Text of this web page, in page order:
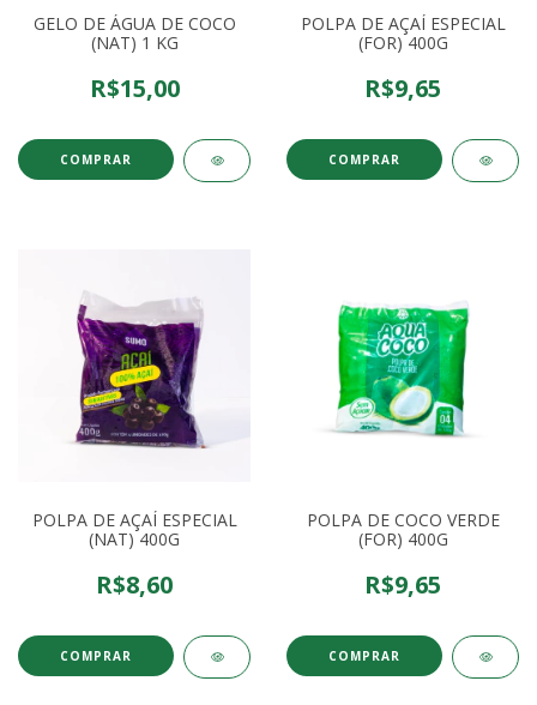
GELO DE ÁGUA DE COCO
(NAT) 1 KG
R$15,00
POLPA DE AÇAÍ ESPECIAL
(FOR) 400G
R$9,65
POLPA DE AÇAÍ ESPECIAL
(NAT) 400G
R$8,60
POLPA DE COCO VERDE
(FOR) 400G
R$9,65